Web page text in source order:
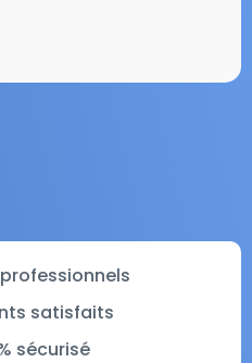
satisfaits
sécurisé